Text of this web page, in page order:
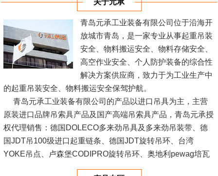
关于元承
青岛元承工业装备有限公司位于沿海开
放城市青岛，是一家专业从事起重吊装
安全、物料搬运安全、物料存储安全、
高空作业安全、个人防护装备的综合性
解决方案供应商，致力于为工业生产中
的起重吊装安全、物料搬运安全保驾护航。
青岛元承工业装备有限公司的产品以进口吊具为主，主营
原装进口品牌吊索具产品及国产高端吊索具产品，青岛元承授
权代理销售：德国DOLECO多来劲吊具及多来劲吊装带、德
国JDT吊100级进口起重链条、德国JDT旋转吊环、台湾
YOKE吊点、卢森堡CODIPRO旋转吊环、奥地利pewag培瓦